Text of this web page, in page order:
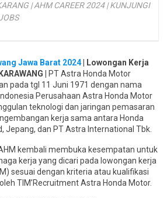
| AHM CAREER 2024 | KUNJUNGI
Jawa Barat 2024 | Lowongan Kerja
|
PT Astra Honda Motor
pada tgl 11 Juni 1971 dengan nama
Perusahaan Astra Honda Motor
teknologi dan jaringan pemasaran
kerja sama antara Honda
Jepang, dan PT Astra International Tbk.
kembali membuka kesempatan untuk
kerja yang dicari pada lowongan kerja
sesuai dengan kriteria atau kualifikasi
TIM’Recruitment Astra Honda Motor.